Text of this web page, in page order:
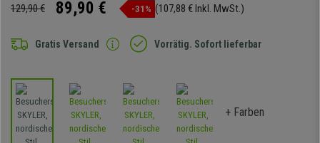
129,90 € 89,90 € -31% (107,88 € Inkl. MwSt.)
Gratis Versand Vorrätig. Sofort lieferbar
+ Farben